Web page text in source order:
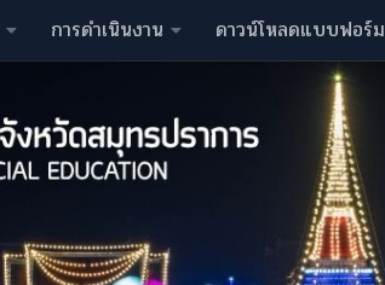
การดำเนินงาน ดาวน์โหลดแบบฟอร์ม